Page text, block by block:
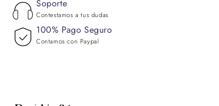
Soporte
Contestamos a tus dudas
100% Pago Seguro
Contamos con Paypal